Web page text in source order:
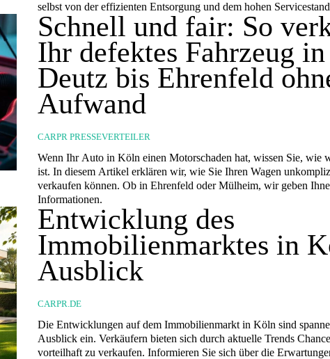
selbst von der effizienten Entsorgung und dem hohen
Schnell und fair: So
Ihr defektes Fahrzeug
Deutz bis Ehrenfeld
Aufwand
CARPR PRESSEVERTEILER
Wenn Ihr Auto in Köln einen Motorschaden hat, wissen Sie, wie
ist. In diesem Artikel erklären wir, wie Sie Ihren Wagen
verkaufen können. Ob in Ehrenfeld oder Mülheim, wir geben
Informationen.
Entwicklung des
Immobilienmarktes in
Ausblick
CARPR.DE
Die Entwicklungen auf dem Immobilienmarkt in Köln sind
Ausblick ein. Verkäufern bieten sich durch aktuelle Trends
vorteilhaft zu verkaufen. Informieren Sie sich über die